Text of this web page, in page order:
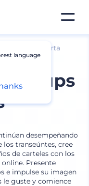
y pancarta
desempeñando
transeúntes, cree
de carteles con los
Presente
e impulse su imagen
le guste y comience
language